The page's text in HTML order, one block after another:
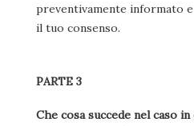
preventivamente informato
il tuo consenso.
PARTE 3
Che cosa succede nel caso